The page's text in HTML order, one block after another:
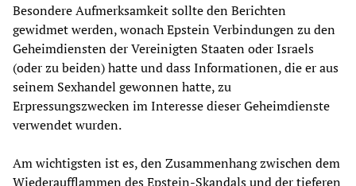
Besondere Aufmerksamkeit sollte den Berichten
gewidmet werden, wonach Epstein Verbindungen zu den
Geheimdiensten der Vereinigten Staaten oder Israels
(oder zu beiden) hatte und dass Informationen, die er aus
seinem Sexhandel gewonnen hatte, zu
Erpressungszwecken im Interesse dieser Geheimdienste
verwendet wurden.
Am wichtigsten ist es, den Zusammenhang zwischen dem
Wiederaufflammen des Epstein-Skandals und der tieferen